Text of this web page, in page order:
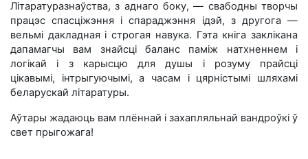
Літаратуразнаўства, з аднаго боку, — свабодны творчы
працэс спасціжэння і спараджэння ідэй, з другога —
вельмі дакладная і строгая навука. Гэта кніга заклікана
дапамагчы вам знайсці баланс паміж натхненнем і
логікай і з карысцю для душы і розуму прайсці
цікавымі, інтрыгуючымі, а часам і цярністымі шляхамі
беларускай літаратуры.
Аўтары жадаюць вам плённай і захапляльнай вандроўкі ў
свет прыгожага!